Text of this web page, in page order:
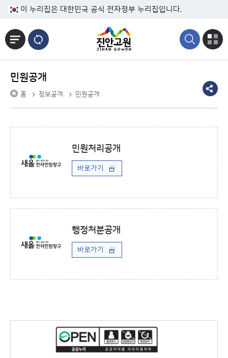
본문바로가기
이 누리집은 대한민국 공식 전자정부 누리집입니다.
민원공개
홈 정보공개 민원공개
민원처리공개
바로가기
행정처분공개
바로가기